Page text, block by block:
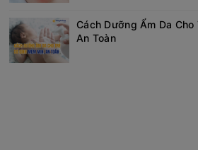
Cách Dưỡng Ẩm Da
An Toàn